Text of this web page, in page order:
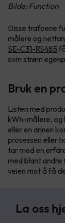
Bilde: Function
Disse trafoene
målere og
SE-C31-RS485
som strøm
Bruk en
Listen med
kWh-målere, og
eller en annen
prosessen eller
tar med en
med blant
veien mot å få
La oss